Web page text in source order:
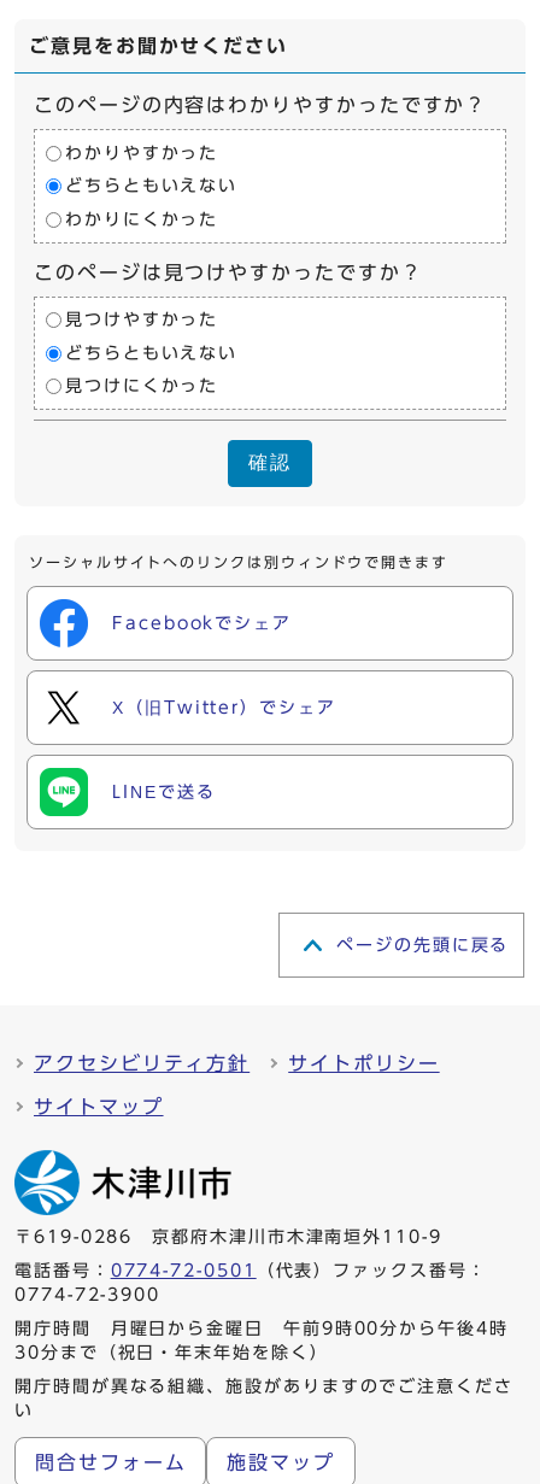
ご意見をお聞かせください
このページの内容はわかりやすかったですか？
わかりやすかった
どちらともいえない
わかりにくかった
このページは見つけやすかったですか？
見つけやすかった
どちらともいえない
見つけにくかった
確認
ソーシャルサイトへのリンクは別ウィンドウで開きます
Facebookでシェア
X（旧Twitter）でシェア
LINEで送る
ページの先頭に戻る
アクセシビリティ方針 サイトポリシー
サイトマップ
〒619-0286 京都府木津川市木津南垣外110-9
電話番号： 0774-72-0501
（代表）ファックス番号：
0774-72-3900
開庁時間 月曜日から金曜日 午前9時00分から午後4時
30分まで（祝日・年末年始を除く）
開庁時間が異なる組織、施設がありますのでご注意くださ
い
問合せフォーム 施設マップ